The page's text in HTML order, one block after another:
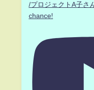
/プロジェクトA子
chance!